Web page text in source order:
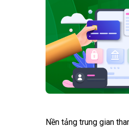
Nền tảng trung gian